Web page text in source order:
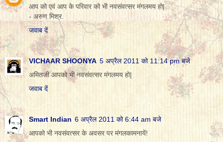
आप को एवं आप के परिवार को भी नवसंवत्सर मंगलमय हो|
- अरुण मिश्र.
जवाब दें
VICHAAR SHOONYA 5 अप्रैल 2011 को 11:14 pm बजे
अमितजी आपको भी नवसंवत्सर मंगलमय हो|
जवाब दें
Smart Indian 6 अप्रैल 2011 को 6:44 am बजे
आपको भी नवसंवत्सर के अवसर पर मंगलकामनायें!